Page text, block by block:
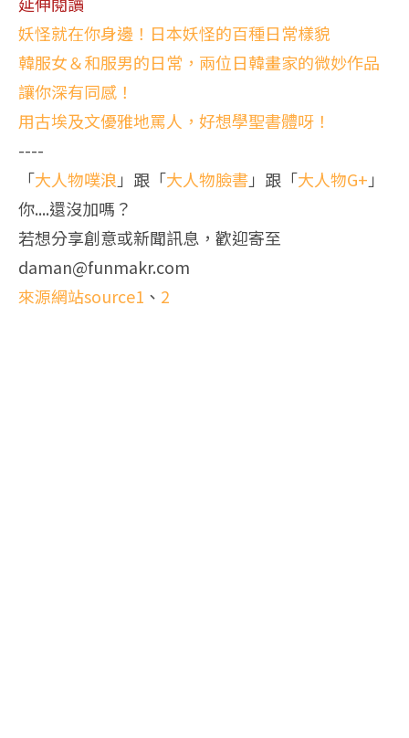
妖怪就在你身邊！日本妖怪的百種日常樣貌
韓服女＆和服男的日常，兩位日韓畫家的微妙作品
讓你深有同感！
用古埃及文優雅地罵人，好想學聖書體呀！
----
「大人物噗浪 」跟「大人物臉書」跟「大人物G+ 」
你....還沒加嗎？
若想分享創意或新聞訊息，歡迎寄至
daman@funmakr.com
來源網站source1 、 2